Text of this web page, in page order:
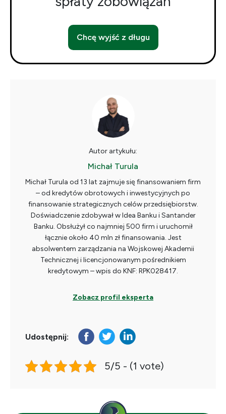
Chcę wyjść z długu
Autor artykułu:
Michał Turula
Michał Turula od 13 lat zajmuje się finansowaniem firm
– od kredytów obrotowych i inwestycyjnych po
finansowanie strategicznych celów przedsiębiorstw.
Doświadczenie zdobywał w Idea Banku i Santander
Banku. Obsłużył co najmniej 500 firm i uruchomił
łącznie około 40 mln zł finansowania. Jest
absolwentem zarządzania na Wojskowej Akademii
Technicznej i licencjonowanym pośrednikiem
kredytowym – wpis do KNF: RPK028417.
Zobacz profil eksperta
Udostępnij:
5/5 - (1 vote)